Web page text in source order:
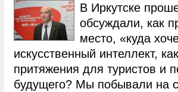
В Иркутске
обсуждали, как
место, «куда
искусственный интеллект,
притяжения для туристов и
будущего? Мы побывали на